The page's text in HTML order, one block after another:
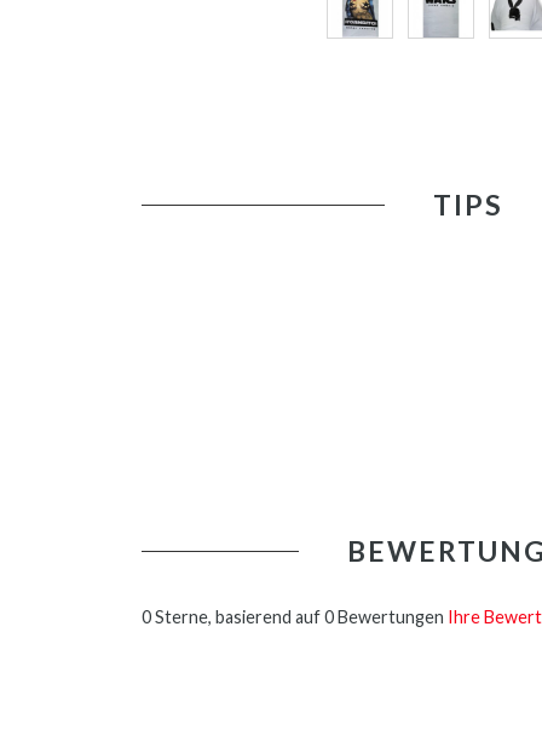
TIPS
0 Sterne, basierend auf 0 Bewertungen Ihre